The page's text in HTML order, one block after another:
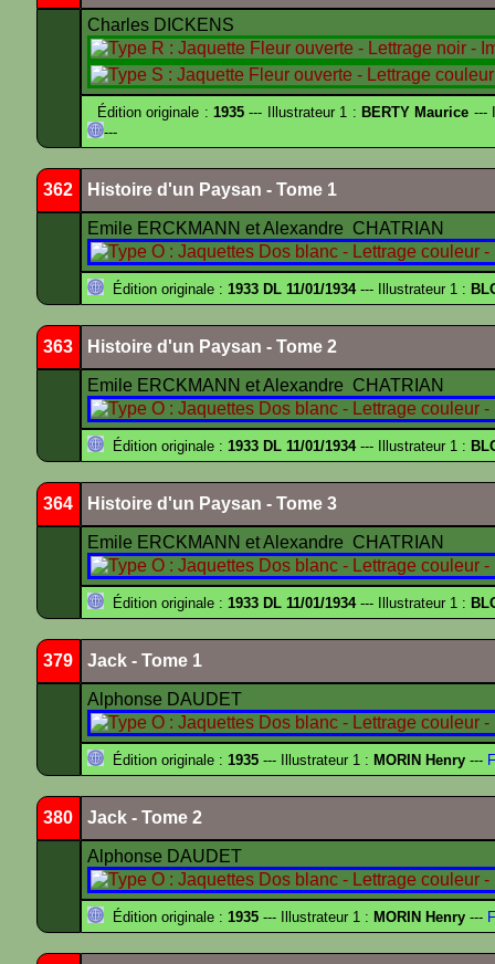
Charles DICKENS
Édition originale : 1935--- Illustrateur 1 : BERTY Maurice ---
---
362 Histoire d'un Paysan - Tome 1
Emile ERCKMANN et Alexandre CHATRIAN
Édition originale : 1933 DL 11/01/1934--- Illustrateur 1 :
363 Histoire d'un Paysan - Tome 2
Emile ERCKMANN et Alexandre CHATRIAN
Édition originale : 1933 DL 11/01/1934--- Illustrateur 1 :
364 Histoire d'un Paysan - Tome 3
Emile ERCKMANN et Alexandre CHATRIAN
Édition originale : 1933 DL 11/01/1934--- Illustrateur 1 :
379 Jack - Tome 1
Alphonse DAUDET
Édition originale : 1935 --- Illustrateur 1 : MORIN Henry ---
380 Jack - Tome 2
Alphonse DAUDET
Édition originale : 1935 --- Illustrateur 1 : MORIN Henry ---